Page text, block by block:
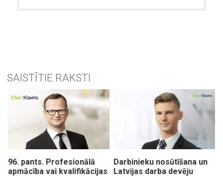
SAISTĪTIE RAKSTI
96. pants. Profesionālā
apmācība vai kvalifikācijas
Darbinieku nosūtīšana un
Latvijas darba devēju